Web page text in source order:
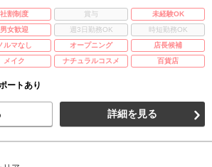
社割制度 賞与
未経験OK
男女歓迎 週3日勤務OK
時短勤務OK
ルマなし オープニング
店長候補
メイク ナチュラルコスメ 百貨店
ートあり
詳細を見る